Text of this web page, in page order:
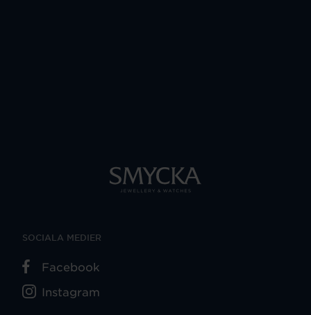
SOCIALA MEDIER
Facebook
Instagram